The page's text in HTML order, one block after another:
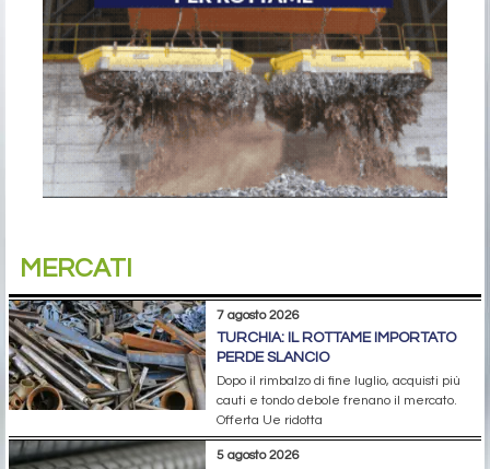
MERCATI
7 agosto 2026
TURCHIA: IL ROTTAME IMPORTATO
PERDE SLANCIO
Dopo il rimbalzo di fine luglio, acquisti più
cauti e tondo debole frenano il mercato.
Offerta Ue ridotta
5 agosto 2026